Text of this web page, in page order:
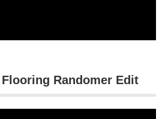
Randomer Edit